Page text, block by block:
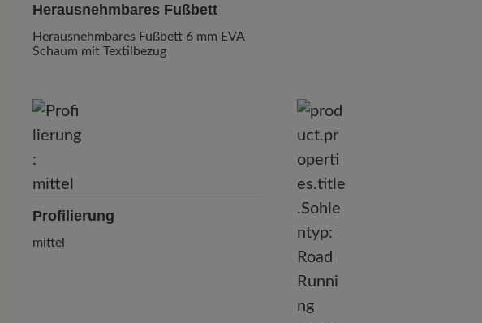
Herausnehmbares Fußbett
Herausnehmbares Fußbett 6 mm EVA
Schaum mit Textilbezug
Profilierung
mittel